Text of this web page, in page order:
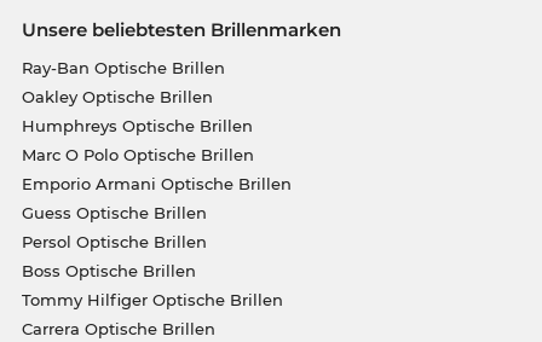
Unsere beliebtesten Brillenmarken
Ray-Ban Optische Brillen
Oakley Optische Brillen
Humphreys Optische Brillen
Marc O Polo Optische Brillen
Emporio Armani Optische Brillen
Guess Optische Brillen
Persol Optische Brillen
Boss Optische Brillen
Tommy Hilfiger Optische Brillen
Carrera Optische Brillen